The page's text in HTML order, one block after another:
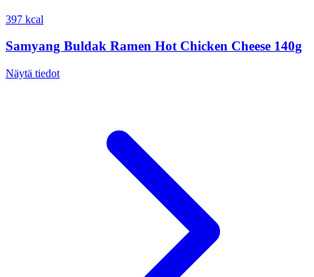
397 kcal
Samyang Buldak Ramen Hot Chicken Cheese 140g
Näytä tiedot